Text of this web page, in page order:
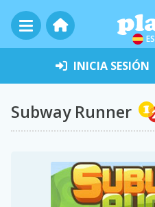
ES
INICIA SESIÓN
Subway Runner